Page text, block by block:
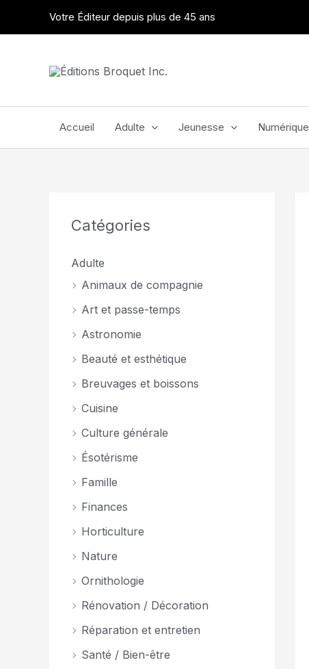
Votre Éditeur depuis plus de 45 ans
Accueil Adulte Jeunesse Numérique
Catégories
Adulte
Animaux de compagnie
Art et passe-temps
Astronomie
Beauté et esthétique
Breuvages et boissons
Cuisine
Culture générale
Ésotérisme
Famille
Finances
Horticulture
Nature
Ornithologie
Rénovation / Décoration
Réparation et entretien
Santé / Bien-être